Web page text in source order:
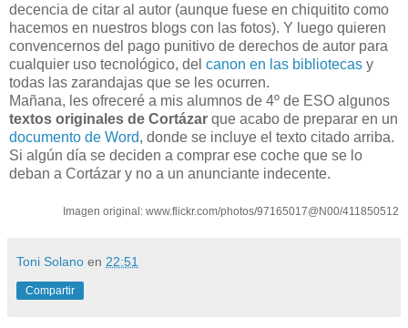
decencia de citar al autor (aunque fuese en chiquitito como
hacemos en nuestros blogs con las fotos). Y luego quieren
convencernos del pago punitivo de derechos de autor para
cualquier uso tecnológico, del canon en las bibliotecas y
todas las zarandajas que se les ocurren.
Mañana, les ofreceré a mis alumnos de 4º de ESO algunos
textos originales de Cortázar que acabo de preparar en un
documento de Word, donde se incluye el texto citado arriba.
Si algún día se deciden a comprar ese coche que se lo
deban a Cortázar y no a un anunciante indecente.
Imagen original: www.flickr.com/photos/97165017@N00/411850512
Toni Solano en 22:51
Compartir